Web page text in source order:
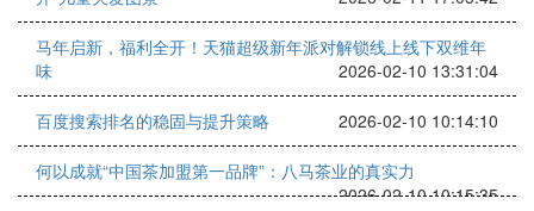
马年启新，福利全开！天猫超级新年派对解锁线上线下双维年
味
2026-02-10 13:31:04
百度搜索排名的稳固与提升策略 2026-02-10 10:14:10
何以成就“中国茶加盟第一品牌”：八马茶业的真实力
2026-02-10 10:15:35